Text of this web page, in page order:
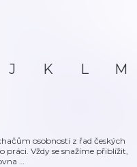
J K L M
osobnosti z řad českých
práci. Vždy se snažíme přiblížit,
…